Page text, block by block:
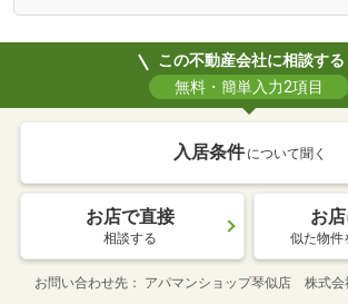
この不動産会社に相談する
無料・簡単入力2項目
入居条件 について聞く
お店で直接
相談する
お
似た物件
お問い合わせ先 アパマンショップ琴似店 株式